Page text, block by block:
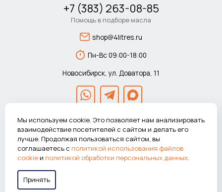
+7 (383) 263-08-85
Помощь в подборе масла
shop@4litres.ru
Пн-Вс 09:00-18:00
Новосибирск, ул. Доватора, 11
© 2026 Автомагазин 4литра.рф Все права защищены.
ВНИМАНИЕ! Указанные цены действуют только при покупке в
Работаем в системе
Мы используем cookie. Это позволяет нам анализировать
взаимодействие посетителей с сайтом и делать его
лучше. Продолжая пользоваться сайтом, вы
соглашаетесь с политикой использования файлов
cookieи политикой обработки персональных данных.
Принять